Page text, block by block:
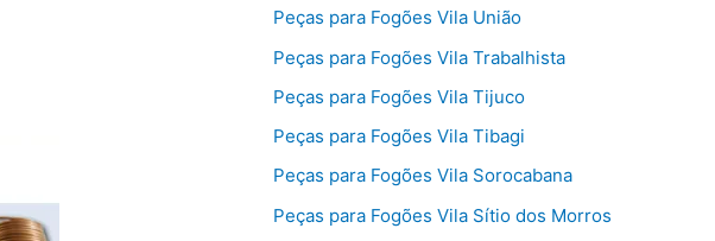
Peças para Fogões Vila União
Peças para Fogões Vila Trabalhista
Peças para Fogões Vila Tijuco
Peças para Fogões Vila Tibagi
Peças para Fogões Vila Sorocabana
Peças para Fogões Vila Sítio dos Morros